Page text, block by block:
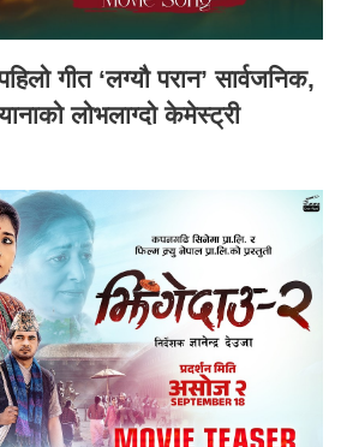
गीत ‘लग्यौ परान’ सार्वजनिक,
लोभलाग्दो केमेस्ट्री